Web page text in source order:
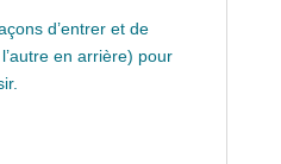
d’entrer et de
en arrière) pour